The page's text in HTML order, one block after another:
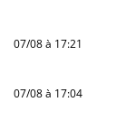
07/08 à 17:21
07/08 à 17:04